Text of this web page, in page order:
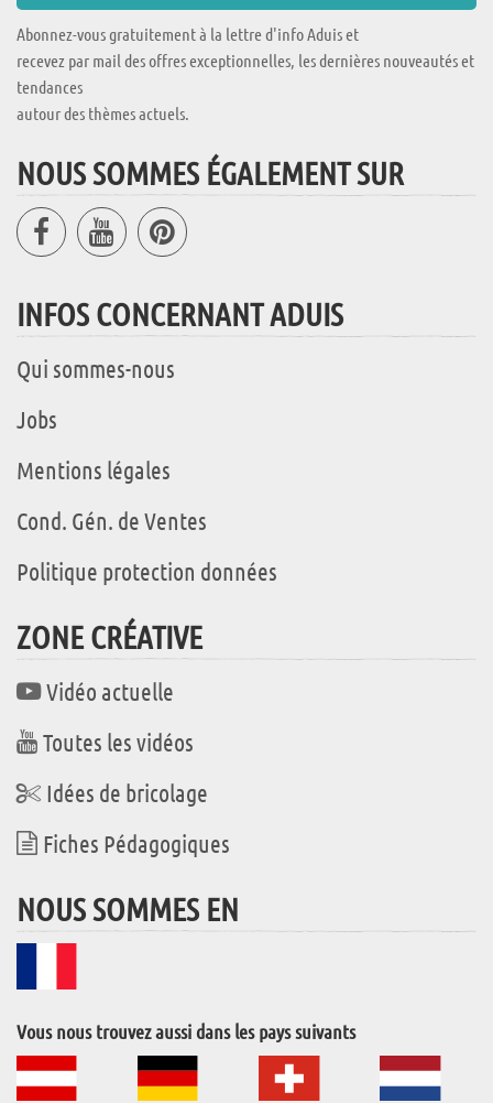
Abonnez-vous gratuitement à la lettre d'info Aduis et
recevez par mail des offres exceptionnelles, les dernières nouveautés et
tendances
autour des thèmes actuels.
NOUS SOMMES ÉGALEMENT SUR
INFOS CONCERNANT ADUIS
Qui sommes-nous
Jobs
Mentions légales
Cond. Gén. de Ventes
Politique protection données
ZONE CRÉATIVE
Vidéo actuelle
Toutes les vidéos
Idées de bricolage
Fiches Pédagogiques
NOUS SOMMES EN
Vous nous trouvez aussi dans les pays suivants